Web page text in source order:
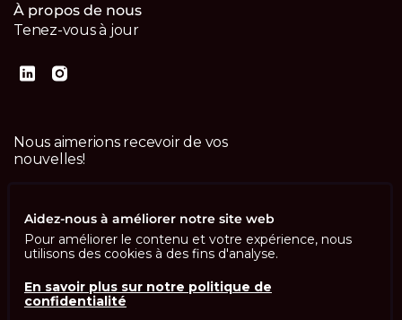
À propos de nous
Tenez-vous à jour
Nous aimerions recevoir de vos
nouvelles!
Imprint
Aidez-nous à améliorer notre site web
Pour améliorer le contenu et votre expérience, nous
utilisons des cookies à des fins d'analyse.
En savoir plus sur notre politique de
confidentialité